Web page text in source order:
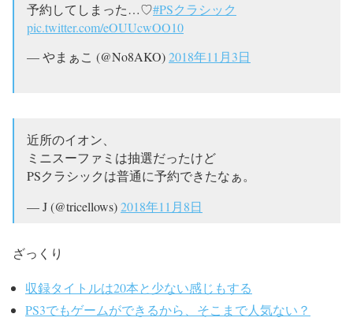
予約してしまった…♡#PSクラシック
pic.twitter.com/eOUUcwOO10
— やまぁこ (@No8AKO)2018年11月3日
近所のイオン、
ミニスーファミは抽選だったけど
PSクラシックは普通に予約できたなぁ。
— J (@tricellows)2018年11月8日
ざっくり
収録タイトルは20本と少ない感じもする
PS3でもゲームができるから、そこまで人気ない？